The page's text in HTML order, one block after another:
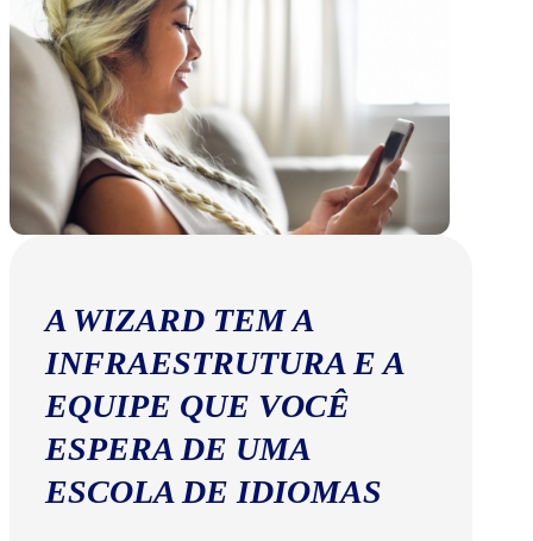
A WIZARD TEM A
INFRAESTRUTURA E A
EQUIPE QUE VOCÊ
ESPERA DE UMA
ESCOLA DE IDIOMAS